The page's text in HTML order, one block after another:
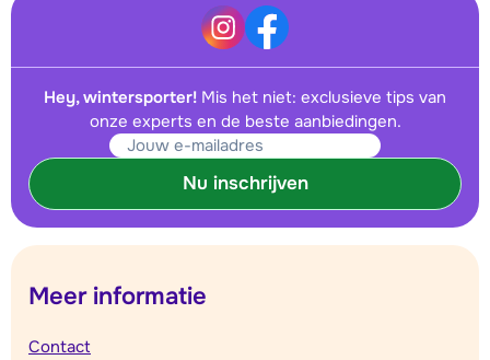
Hey, wintersporter! Mis het niet: exclusieve tips van
onze experts en de beste aanbiedingen.
Nu inschrijven
Meer informatie
Contact